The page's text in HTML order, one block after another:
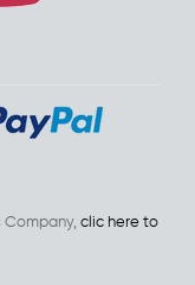
Company, clic here to